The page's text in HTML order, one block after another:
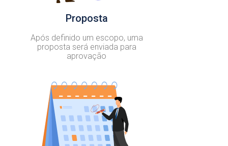
Proposta
Após definido um escopo, uma
proposta será enviada para
aprovação